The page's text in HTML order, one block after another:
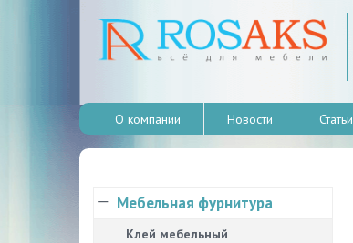
О компании Новости Статьи
Мебельная фурнитура
Клей мебельный